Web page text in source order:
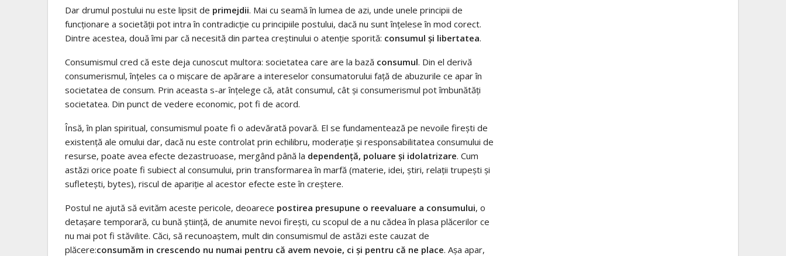
Dar drumul postului nu este lipsit de primejdii. Mai cu seamă în lumea de azi, unde unele principii de
funcţionare a societăţii pot intra în contradicţie cu principiile postului, dacă nu sunt înţelese în mod corect.
Dintre acestea, două îmi par că necesită din partea creştinului o atenţie sporită: consumul şi libertatea.
Consumismul cred că este deja cunoscut multora: societatea care are la bază consumul. Din el derivă
consumerismul, înţeles ca o mişcare de apărare a intereselor consumatorului faţă de abuzurile ce apar în
societatea de consum. Prin aceasta s-ar înţelege că, atât consumul, cât şi consumerismul pot îmbunătăţi
societatea. Din punct de vedere economic, pot fi de acord.
Însă, în plan spiritual, consumismul poate fi o adevărată povară. El se fundamentează pe nevoile fireşti de
existenţă ale omului dar, dacă nu este controlat prin echilibru, moderaţie şi responsabilitatea consumului de
resurse, poate avea efecte dezastruoase, mergând până la dependenţă, poluare şi idolatrizare. Cum
astăzi orice poate fi subiect al consumului, prin transformarea în marfă (materie, idei, ştiri, relaţii trupeşti şi
sufleteşti, bytes), riscul de apariţie al acestor efecte este în creştere.
Postul ne ajută să evităm aceste pericole, deoarece postirea presupune o reevaluare a consumului, o
detaşare temporară, cu bună ştiinţă, de anumite nevoi fireşti, cu scopul de a nu cădea în plasa plăcerilor ce
nu mai pot fi stăvilite. Căci, să recunoaştem, mult din consumismul de astăzi este cauzat de
plăcere:consumăm in crescendo nu numai pentru că avem nevoie, ci şi pentru că ne place. Aşa apar,